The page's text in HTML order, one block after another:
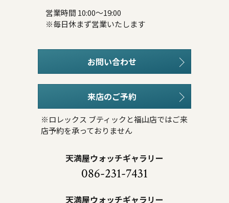
営業時間 10:00～19:00
※毎日休まず営業いたします
お問い合わせ
来店のご予約
※ロレックス ブティックと福山店ではご来
店予約を承っておりません
天満屋ウォッチギャラリー
086-231-7431
天満屋ウォッチギャラリー